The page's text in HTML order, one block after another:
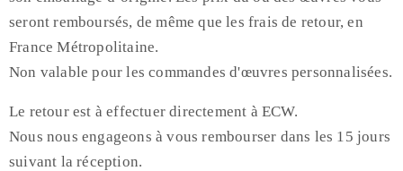
seront remboursés, de même que les frais de retour, en
France Métropolitaine.
Non valable pour les commandes d'œuvres personnalisées.
Le retour est à effectuer directement à ECW.
Nous nous engageons à vous rembourser dans les 15 jours
suivant la réception.